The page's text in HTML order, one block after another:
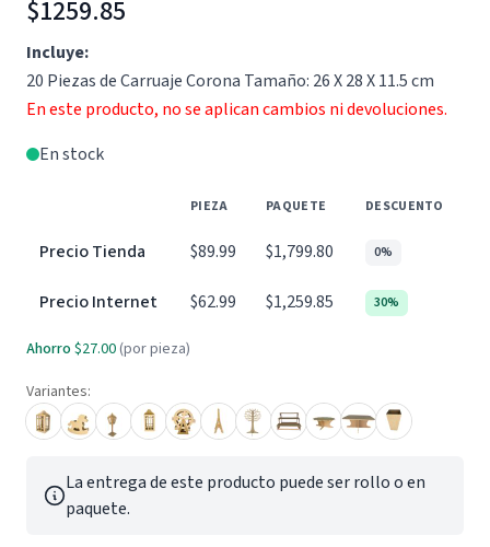
$1259.85
Incluye:
20 Piezas de Carruaje Corona Tamaño: 26 X 28 X 11.5 cm
En este producto, no se aplican cambios ni devoluciones.
En stock
PIEZA PAQUETE DESCUENTO
Precio Tienda $89.99 $1,799.80 0%
Precio Internet $62.99 $1,259.85 30%
Ahorro $27.00 (por pieza)
Variantes:
La entrega de este producto puede ser rollo o en
paquete.